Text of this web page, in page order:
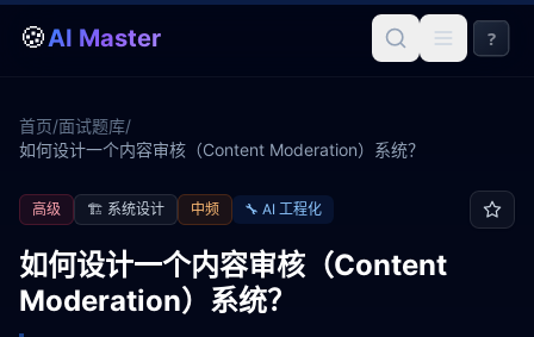
🍪AI Master ?
首页/面试题库/
如何设计一个内容审核（Content Moderation）系统？
高级 🏗️ 系统设计 中频 🔧 AI 工程化
如何设计一个内容审核（Content
Moderation）系统？